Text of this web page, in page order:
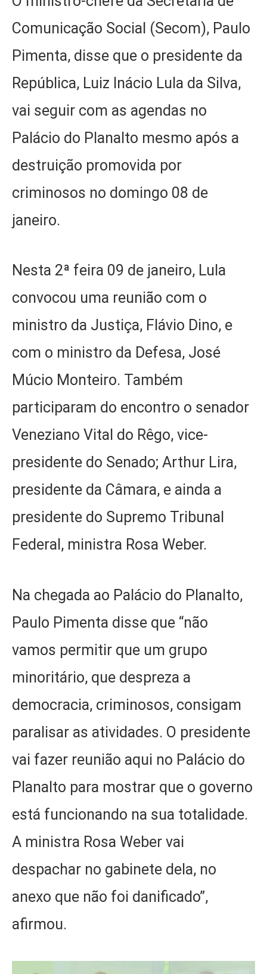
Comunicação Social (Secom), Paulo
Pimenta, disse que o presidente da
República, Luiz Inácio Lula da Silva,
vai seguir com as agendas no
Palácio do Planalto mesmo após a
destruição promovida por
criminosos no domingo 08 de
janeiro.
Nesta 2ª feira 09 de janeiro, Lula
convocou uma reunião com o
ministro da Justiça, Flávio Dino, e
com o ministro da Defesa, José
Múcio Monteiro. Também
participaram do encontro o senador
Veneziano Vital do Rêgo, vice-
presidente do Senado; Arthur Lira,
presidente da Câmara, e ainda a
presidente do Supremo Tribunal
Federal, ministra Rosa Weber.
Na chegada ao Palácio do Planalto,
Paulo Pimenta disse que “não
vamos permitir que um grupo
minoritário, que despreza a
democracia, criminosos, consigam
paralisar as atividades. O presidente
vai fazer reunião aqui no Palácio do
Planalto para mostrar que o governo
está funcionando na sua totalidade.
A ministra Rosa Weber vai
despachar no gabinete dela, no
anexo que não foi danificado”,
afirmou.